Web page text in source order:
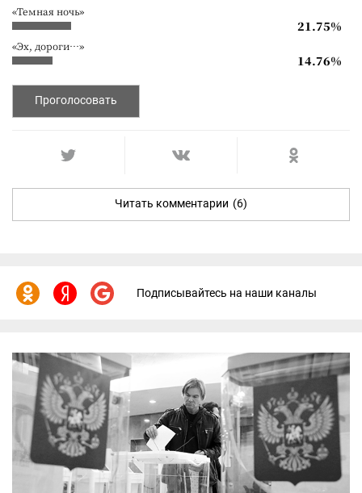
«Темная ночь»
21.75%
«Эх, дороги…»
14.76%
Проголосовать
Читать комментарии (6)
Подписывайтесь на наши каналы